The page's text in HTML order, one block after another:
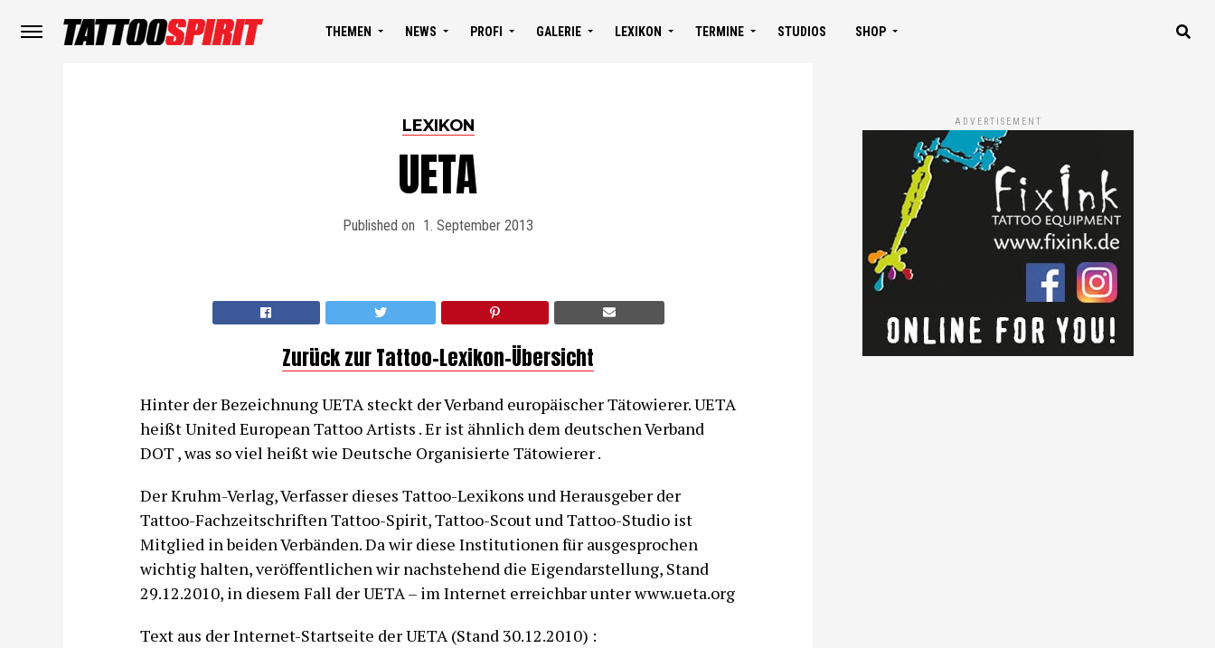
THEMEN NEWS PROFI GALERIE LEXIKON TERMINE STUDIOS SHOP
LEXIKON
UETA
Published on 1. September 2013
Zurück zur Tattoo-Lexikon-Übersicht
Hinter der Bezeichnung UETA steckt der Verband europäischer Tätowierer. UETA
heißt United European Tattoo Artists . Er ist ähnlich dem deutschen Verband
DOT , was so viel heißt wie Deutsche Organisierte Tätowierer .
Der Kruhm-Verlag, Verfasser dieses Tattoo-Lexikons und Herausgeber der
Tattoo-Fachzeitschriften Tattoo-Spirit, Tattoo-Scout und Tattoo-Studio ist
Mitglied in beiden Verbänden. Da wir diese Institutionen für ausgesprochen
wichtig halten, veröffentlichen wir nachstehend die Eigendarstellung, Stand
29.12.2010, in diesem Fall der UETA – im Internet erreichbar unter www.ueta.org
Text aus der Internet-Startseite der UETA (Stand 30.12.2010) :
ADVERTISEMENT